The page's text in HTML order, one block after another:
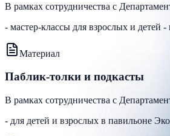
В рамках сотрудничества с
- мастер-классы для взрослых и детей
Материал
Паблик-толки и подкасты
В рамках сотрудничества с
- для детей и взрослых в павильоне